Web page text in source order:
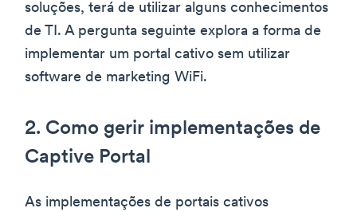
soluções, terá de utilizar alguns conhecimentos
de TI. A pergunta seguinte explora a forma de
implementar um portal cativo sem utilizar
software de marketing WiFi.
2. Como gerir implementações de
Captive Portal
As implementações de portais cativos